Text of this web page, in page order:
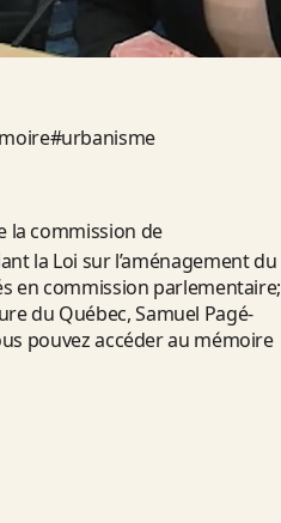
#urbanisme
la commission de
la Loi sur l’aménagement du
en commission parlementaire;
du Québec, Samuel Pagé-
pouvez accéder au mémoire